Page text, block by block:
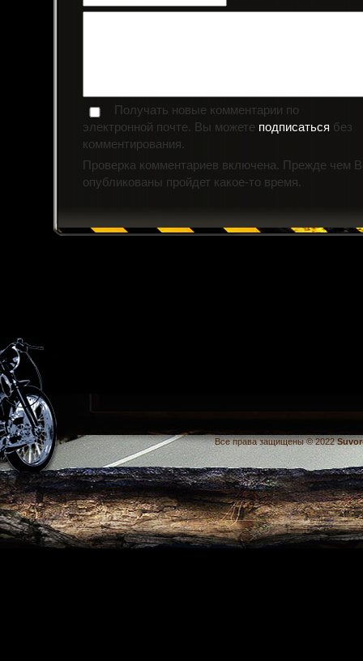
Получать новые комментарии по
электронной почте. Вы можете подписаться без
комментирования.
Проверка комментариев включена. Прежде чем
опубликованы пройдет какое-то время.
Все права защищены © 2022